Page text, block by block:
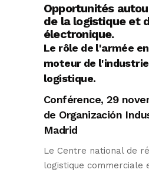
Opportunités
de la logistique et
électronique.
Le rôle de l'armée
moteur de
logistique.
Conférence, 29
de Organización
Madrid
Le Centre national de
logistique commerciale